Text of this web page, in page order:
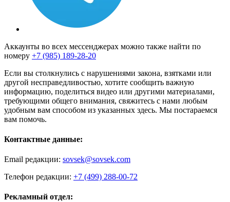
Аккаунты во всех мессенджерах можно также найти по
номеру +7 (985) 189-28-20
Если вы столкнулись с нарушениями закона, взятками или
другой несправедливостью, хотите сообщить важную
информацию, поделиться видео или другими материалами,
требующими общего внимания, свяжитесь с нами любым
удобным вам способом из указанных здесь. Мы постараемся
вам помочь.
Контактные данные:
Email редакции: sovsek@sovsek.com
Телефон редакции: +7 (499) 288-00-72
Рекламный отдел: